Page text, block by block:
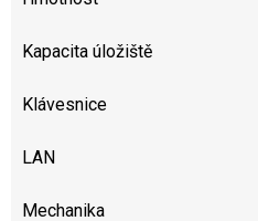
Kapacita úložiště
Klávesnice
LAN
Mechanika